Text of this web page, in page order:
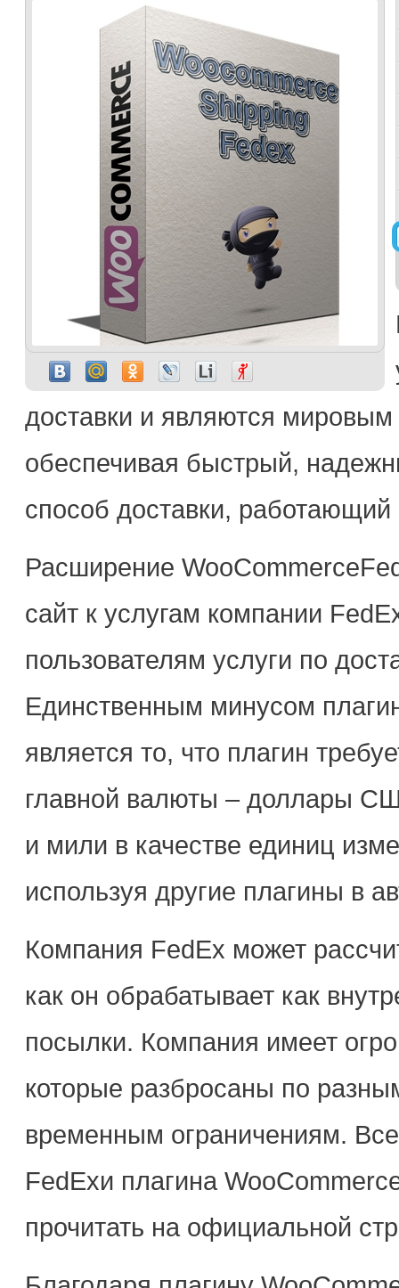
доставки и являются
обеспечивая быстрый,
способ доставки,
Расширение
сайт к услугам компании
пользователям услуги по
Единственным минусом
является то, что плагин
главной валюты – доллары
и мили в качестве единиц
используя другие плагины в
Компания FedEx может
как он обрабатывает как
посылки. Компания имеет
которые разбросаны по
временным ограничениям.
FedExи плагина
прочитать на официальной